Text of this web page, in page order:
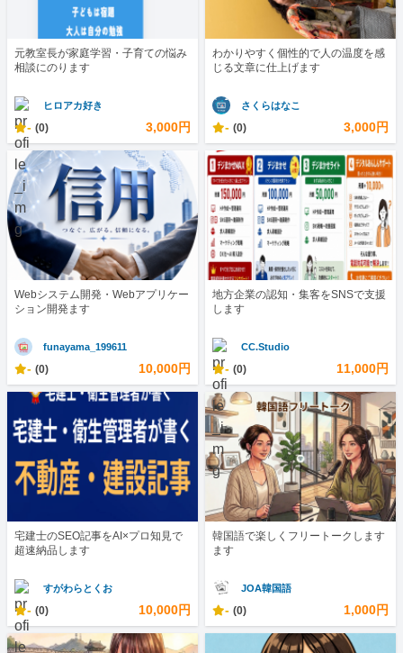
元教室長が家庭学習・子育ての悩み
相談にのります
ヒロアカ好き
- (0) 3,000円
わかりやすく個性的で人の温度を感
じる文章に仕上げます
さくらはなこ
- (0) 3,000円
Webシステム開発・Webアプリケー
ション開発ます
funayama_199611
- (0) 10,000円
地方企業の認知・集客をSNSで支援
します
CC.Studio
- (0) 11,000円
宅建士のSEO記事をAI×プロ知見で
超速納品します
すがわらとくお
- (0) 10,000円
韓国語で楽しくフリートークします
ます
JOA韓国語
- (0) 1,000円